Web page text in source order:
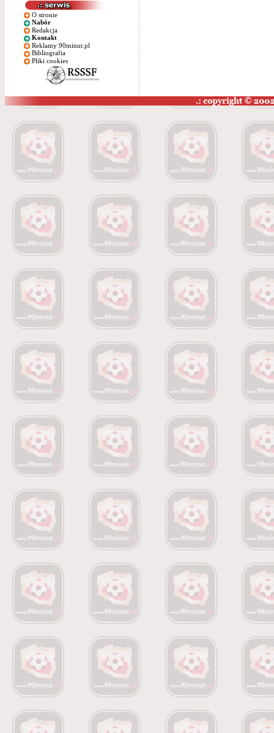
O stronie
Nabór
Redakcja
Kontakt
Reklamy 90minut.pl
Bibliografia
Pliki cookies